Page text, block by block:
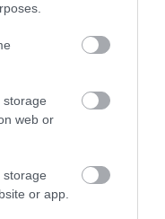
storage
web or
storage
or app.